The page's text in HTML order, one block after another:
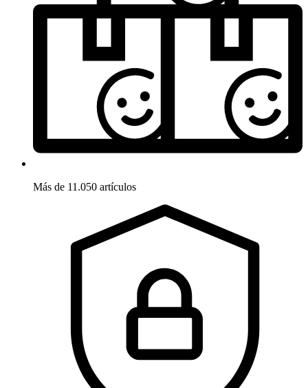
Más de 11.050 artículos